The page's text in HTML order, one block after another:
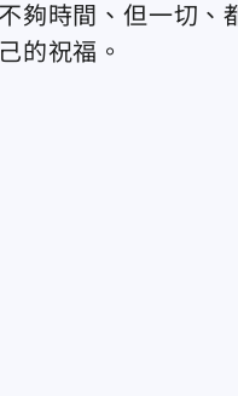
夠時間、但一切
的祝福。